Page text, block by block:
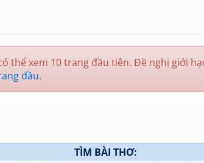
thể xem 10 trang đầu tiên. Đề nghị giới
đầu.
TÌM BÀI THƠ: